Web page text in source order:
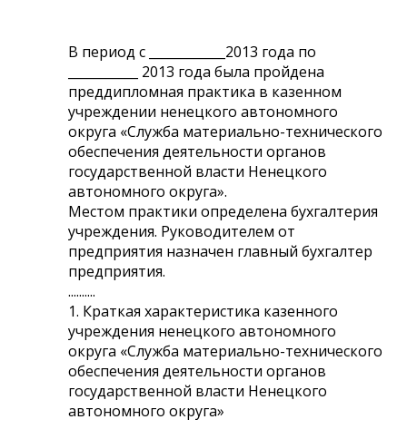
В период с ____________2013 года по
___________ 2013 года была пройдена
преддипломная практика в казенном
учреждении ненецкого автономного
округа «Служба материально-технического
обеспечения деятельности органов
государственной власти Ненецкого
автономного округа».
Местом практики определена бухгалтерия
учреждения. Руководителем от
предприятия назначен главный бухгалтер
предприятия.
..........
1. Краткая характеристика казенного
учреждения ненецкого автономного
округа «Служба материально-технического
обеспечения деятельности органов
государственной власти Ненецкого
автономного округа»